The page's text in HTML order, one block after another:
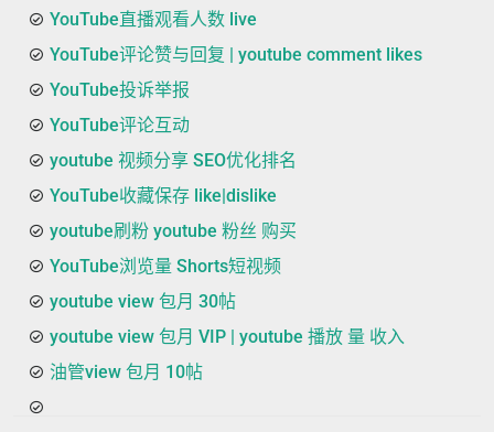
YouTube直播观看人数 live
YouTube评论赞与回复 | youtube comment likes
YouTube投诉举报
YouTube评论互动
youtube 视频分享 SEO优化排名
YouTube收藏保存 like|dislike
youtube刷粉 youtube 粉丝 购买
YouTube浏览量 Shorts短视频
youtube view 包月 30帖
youtube view 包月 VIP | youtube 播放 量 收入
油管view 包月 10帖